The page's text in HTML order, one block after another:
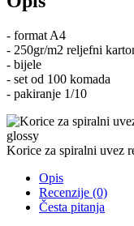
- format A4
- 250gr/m2 reljefni
- bijele
- set od 100 komada
- pakiranje 1/10
Korice za spiralni uvez
Opis
Recenzije (0)
Česta pitanja